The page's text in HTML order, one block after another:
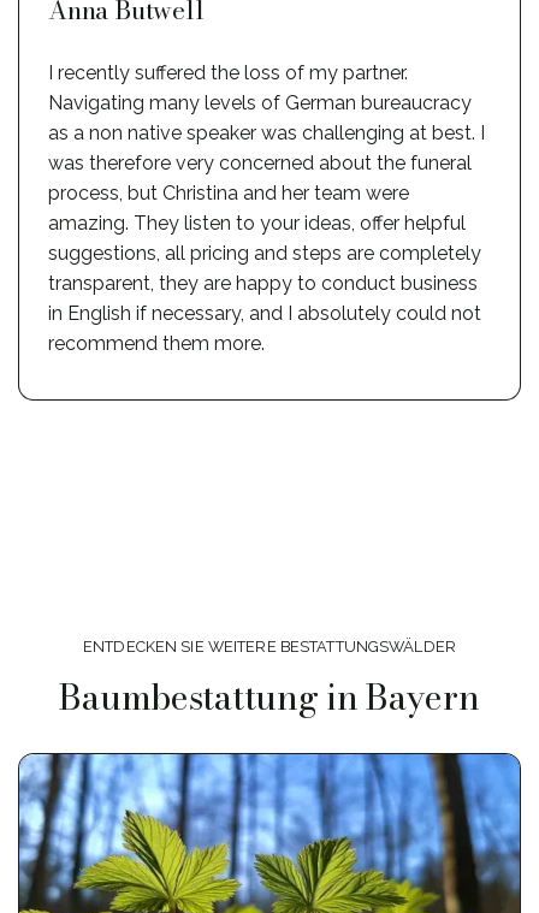
Anna Butwell
I recently suffered the loss of my partner.
Navigating many levels of German bureaucracy
as a non native speaker was challenging at best. I
was therefore very concerned about the funeral
process, but Christina and her team were
amazing. They listen to your ideas, offer helpful
suggestions, all pricing and steps are completely
transparent, they are happy to conduct business
in English if necessary, and I absolutely could not
recommend them more.
ENTDECKEN SIE WEITERE BESTATTUNGSWÄLDER
Baumbestattung in Bayern